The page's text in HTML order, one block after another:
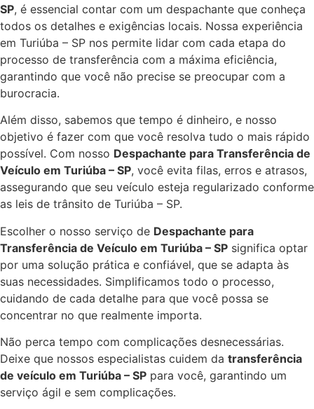
SP, é essencial contar com um despachante que conheça
todos os detalhes e exigências locais. Nossa experiência
em Turiúba – SP nos permite lidar com cada etapa do
processo de transferência com a máxima eficiência,
garantindo que você não precise se preocupar com a
burocracia.
Além disso, sabemos que tempo é dinheiro, e nosso
objetivo é fazer com que você resolva tudo o mais rápido
possível. Com nosso Despachante para Transferência de
Veículo em Turiúba – SP, você evita filas, erros e atrasos,
assegurando que seu veículo esteja regularizado conforme
as leis de trânsito de Turiúba – SP.
Escolher o nosso serviço de Despachante para
Transferência de Veículo em Turiúba – SP significa optar
por uma solução prática e confiável, que se adapta às
suas necessidades. Simplificamos todo o processo,
cuidando de cada detalhe para que você possa se
concentrar no que realmente importa.
Não perca tempo com complicações desnecessárias.
Deixe que nossos especialistas cuidem da transferência
de veículo em Turiúba – SP para você, garantindo um
serviço ágil e sem complicações.